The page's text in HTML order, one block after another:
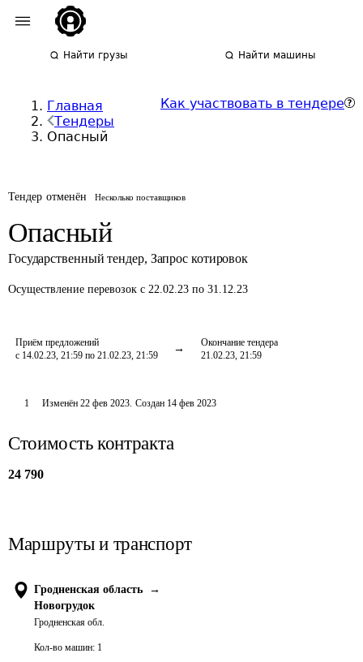
Найти грузы Найти машины
Главная
Тендеры
Опасный
Как участвовать в тендере
Тендер отменён Несколько поставщиков
Опасный
Государственный тендер, Запрос котировок
Осуществление перевозок с 22.02.23 по 31.12.23
Приём предложений
с 14.02.23, 21:59 по 21.02.23, 21:59
Окончание тендера
21.02.23, 21:59
1 Изменён 22 фев 2023. Создан 14 фев 2023
Стоимость контракта
24 790
Маршруты и транспорт
Гродненская область
→
Новогрудок
Гродненская обл.
Кол-во машин: 1